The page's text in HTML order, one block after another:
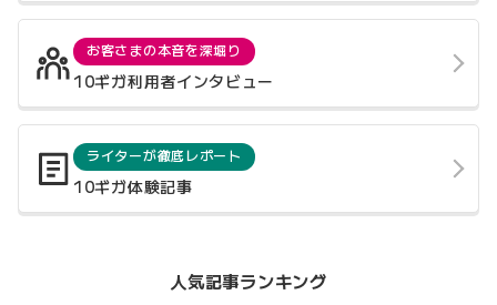
お客さまの本音を深堀り
10ギガ利用者インタビュー
ライターが徹底レポート
10ギガ体験記事
人気記事ランキング